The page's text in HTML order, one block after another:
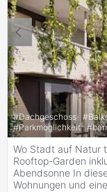
#Dachgeschoss #
#Parkmöglichkeit #
Wo Stadt auf Natur
Rooftop-Garden
Abendsonne In
Wohnungen und